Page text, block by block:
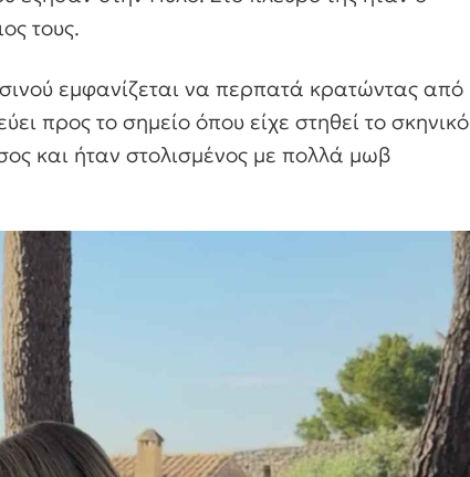
τους.
εμφανίζεται να περπατά κρατώντας από
προς το σημείο όπου είχε στηθεί το σκηνικό
και ήταν στολισμένος με πολλά μωβ